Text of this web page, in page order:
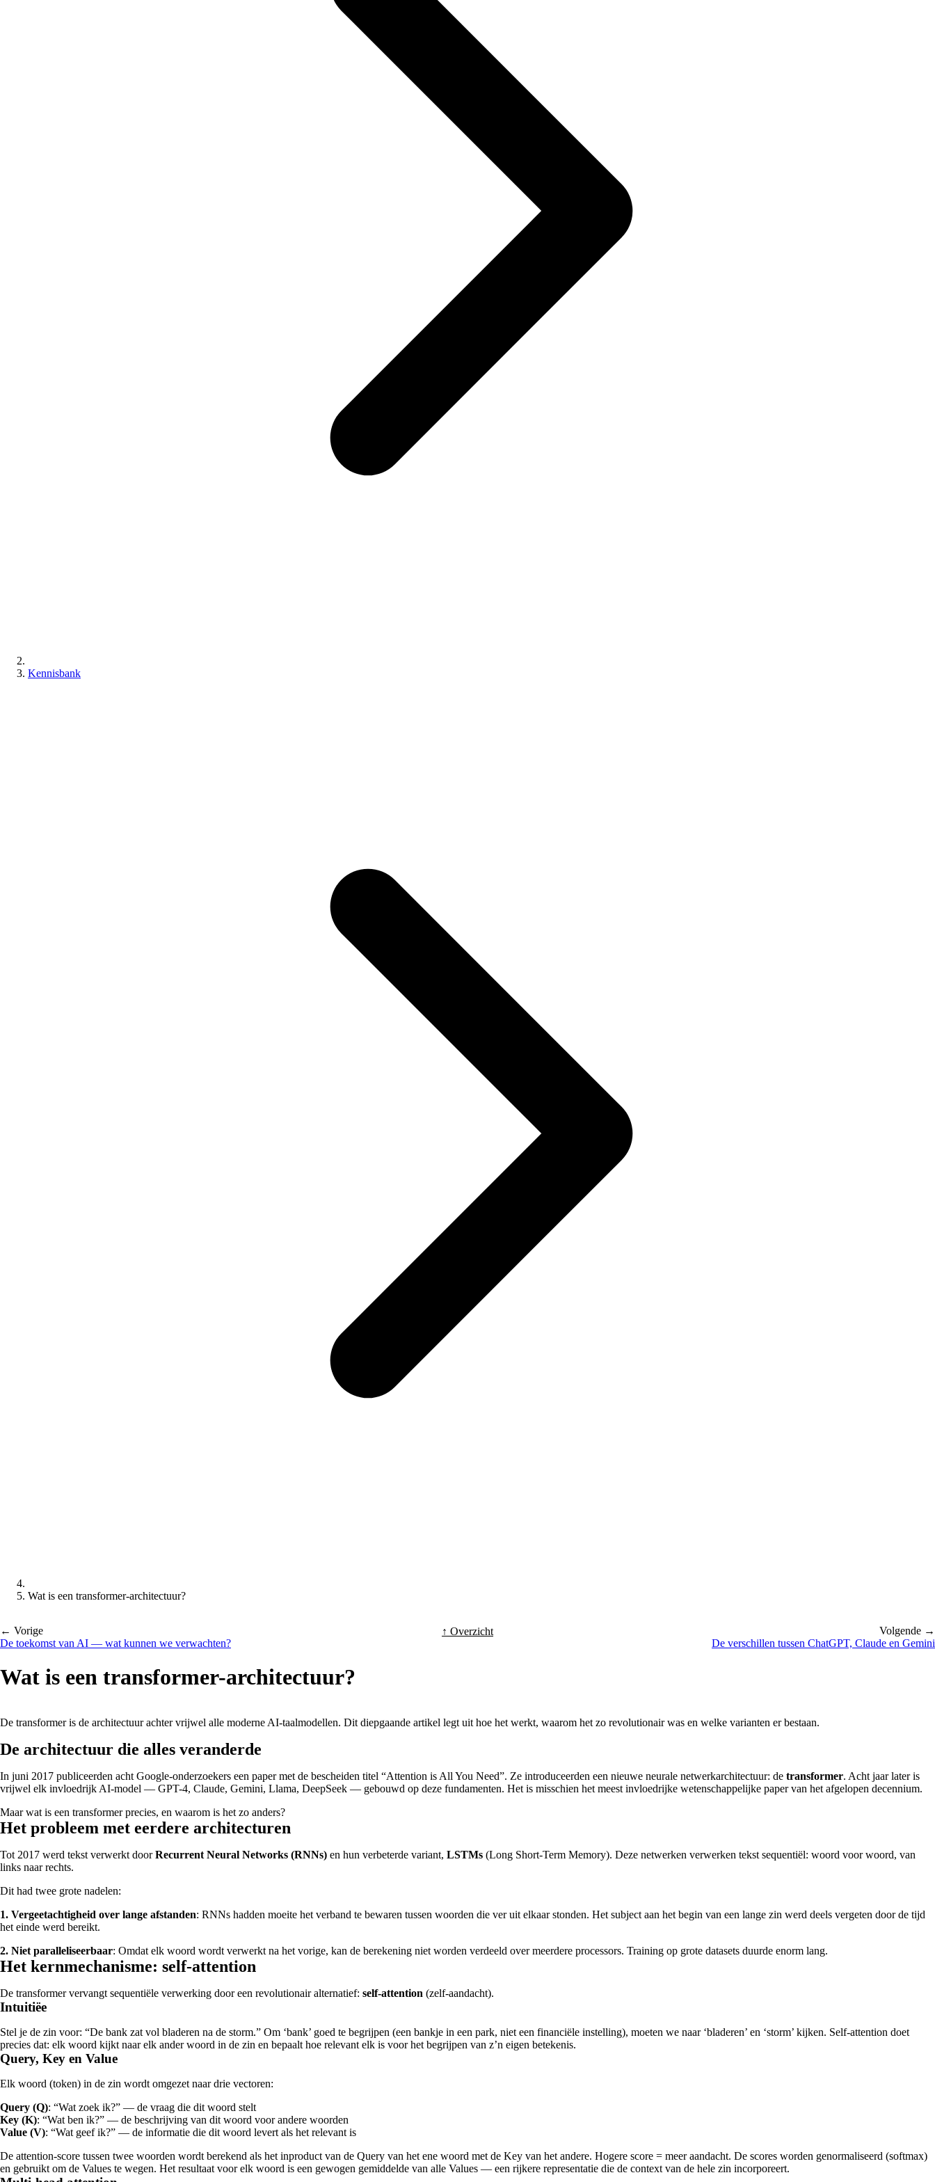
Kennisbank
Wat is een transformer-architectuur?
← Vorige
De toekomst van AI — wat kunnen we verwachten?
↑ Overzicht
Volgende →
De verschillen tussen ChatGPT, Claude en Gemini
Wat is een transformer-architectuur?
De transformer is de architectuur achter vrijwel alle moderne AI-taalmodellen. Dit diepgaande artikel legt uit hoe het werkt, waarom het zo revolutionair was en welke varianten er bestaan.
De architectuur die alles veranderde
In juni 2017 publiceerden acht Google-onderzoekers een paper met de bescheiden titel “Attention is All You Need”. Ze introduceerden een nieuwe neurale netwerkarchitectuur: de transformer. Acht jaar later is
vrijwel elk invloedrijk AI-model — GPT-4, Claude, Gemini, Llama, DeepSeek — gebouwd op deze fundamenten. Het is misschien het meest invloedrijke wetenschappelijke paper van het afgelopen decennium.
Maar wat is een transformer precies, en waarom is het zo anders?
Het probleem met eerdere architecturen
Tot 2017 werd tekst verwerkt doorRecurrent Neural Networks (RNNs) en hun verbeterde variant, LSTMs (Long Short-Term Memory). Deze netwerken verwerken tekst sequentiël: woord voor woord, van
links naar rechts.
Dit had twee grote nadelen:
1. Vergeetachtigheid over lange afstanden: RNNs hadden moeite het verband te bewaren tussen woorden die ver uit elkaar stonden. Het subject aan het begin van een lange zin werd deels vergeten door de tijd
het einde werd bereikt.
2. Niet paralleliseerbaar: Omdat elk woord wordt verwerkt na het vorige, kan de berekening niet worden verdeeld over meerdere processors. Training op grote datasets duurde enorm lang.
Het kernmechanisme: self-attention
De transformer vervangt sequentiële verwerking door een revolutionair alternatief: self-attention (zelf-aandacht).
Intuitiëe
Stel je de zin voor: “De bank zat vol bladeren na de storm.” Om ‘bank’ goed te begrijpen (een bankje in een park, niet een financiële instelling), moeten we naar ‘bladeren’ en ‘storm’ kijken. Self-attention doet
precies dat: elk woord kijkt naar elk ander woord in de zin en bepaalt hoe relevant elk is voor het begrijpen van z’n eigen betekenis.
Query, Key en Value
Elk woord (token) in de zin wordt omgezet naar drie vectoren:
Query (Q): “Wat zoek ik?” — de vraag die dit woord stelt
Key (K): “Wat ben ik?” — de beschrijving van dit woord voor andere woorden
Value (V): “Wat geef ik?” — de informatie die dit woord levert als het relevant is
De attention-score tussen twee woorden wordt berekend als het inproduct van de Query van het ene woord met de Key van het andere. Hogere score = meer aandacht. De scores worden genormaliseerd (softmax)
en gebruikt om de Values te wegen. Het resultaat voor elk woord is een gewogen gemiddelde van alle Values — een rijkere representatie die de context van de hele zin incorporeert.